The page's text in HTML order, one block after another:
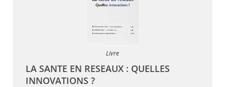
Livre
LA SANTE EN RESEAUX : QUELLES
INNOVATIONS ?